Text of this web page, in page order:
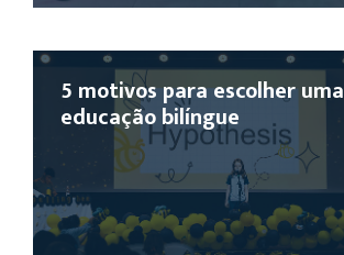
5 motivos para escolher uma
educação bilíngue